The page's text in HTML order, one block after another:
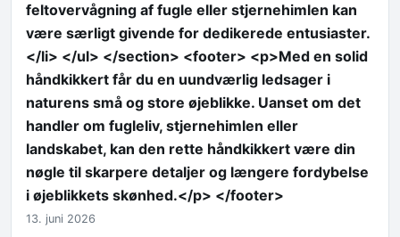
feltovervågning af fugle eller stjernehimlen kan
være særligt givende for dedikerede entusiaster.
</li> </ul> </section> <footer> <p>Med en solid
håndkikkert får du en uundværlig ledsager i
naturens små og store øjeblikke. Uanset om det
handler om fugleliv, stjernehimlen eller
landskabet, kan den rette håndkikkert være din
nøgle til skarpere detaljer og længere fordybelse
i øjeblikkets skønhed.</p> </footer>
13. juni 2026